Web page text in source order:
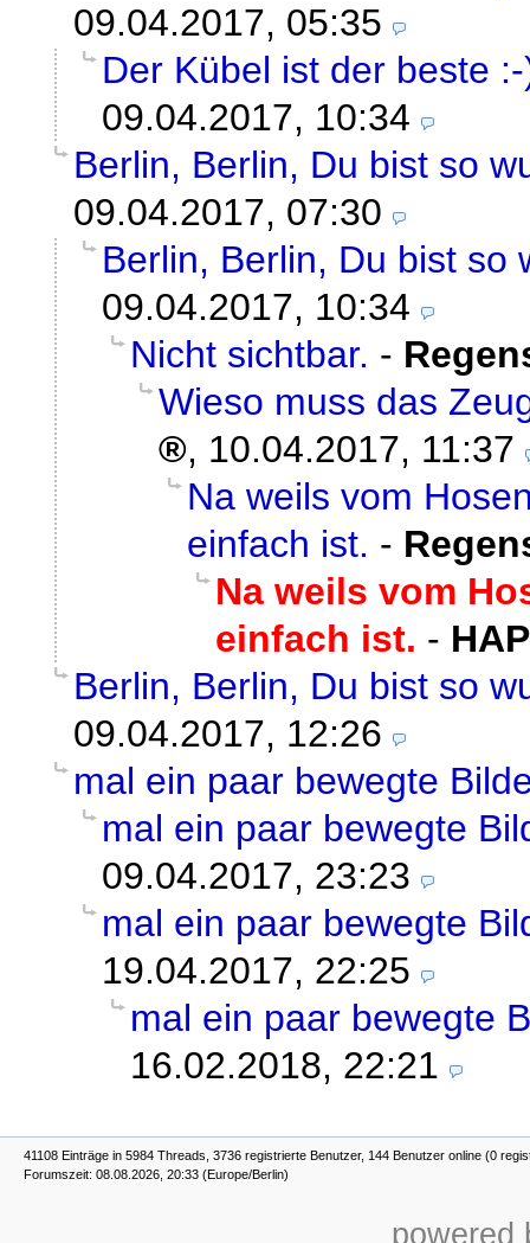
09.04.2017, 05:35
Der Kübel ist der beste
09.04.2017, 10:34
Berlin, Berlin, Du bist so
09.04.2017, 07:30
Berlin, Berlin, Du bist so
09.04.2017, 10:34
Nicht sichtbar. -
Wieso muss das
, 10.04.2017, 11:37
Na weils vom
einfach ist. -
Na weils vom
einfach ist. -
Berlin, Berlin, Du bist so
09.04.2017, 12:26
mal ein paar bewegte
mal ein paar bewegte
09.04.2017, 23:23
mal ein paar bewegte
19.04.2017, 22:25
mal ein paar bewegte
16.02.2018, 22:21
41108 Einträge in 5984 Threads, 3736 registrierte Benutzer, 144 Benutzer online (0
Forumszeit: 08.08.2026, 20:33 (Europe/Berlin)
powered